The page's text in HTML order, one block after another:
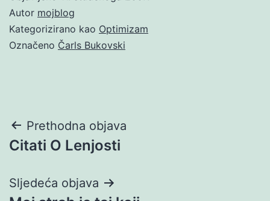
Autor mojblog
Kategorizirano kao Optimizam
Označeno Čarls Bukovski
Navigacija
objava
Prethodna objava
Citati O Lenjosti
Sljedeća objava